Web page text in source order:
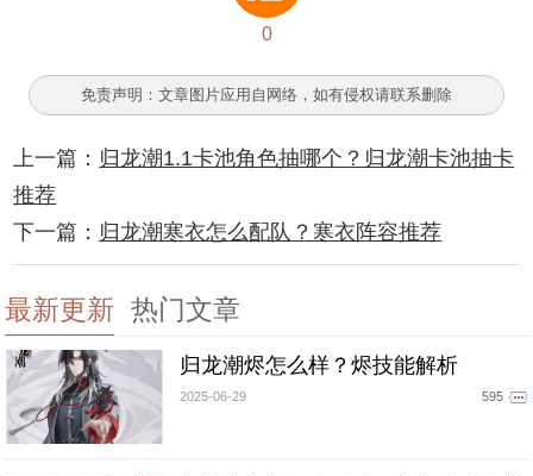
0
免责声明：文章图片应用自网络，如有侵权请联系删除
上一篇： 归龙潮1.1卡池角色抽哪个？归龙潮卡池抽卡
推荐
下一篇： 归龙潮寒衣怎么配队？寒衣阵容推荐
最新更新 热门文章
归龙潮烬怎么样？烬技能解析
2025-06-29 595